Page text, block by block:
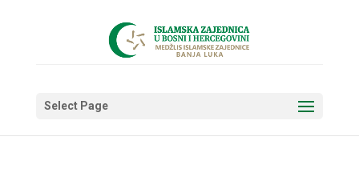
Select Page